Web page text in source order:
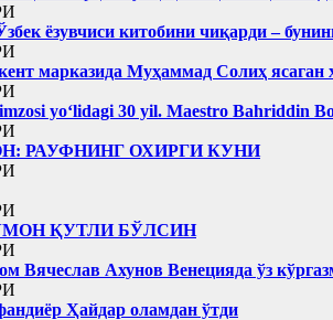
ёзувчиси китобини чиқарди –
марказида Муҳаммад Солиҳ
yoʻlidagi 30 yil. Maestro Bahriddin
РАУФНИНГ ОХИРГИ КУНИ
ҚУТЛИ БЎЛСИН
Вячеслав Ахунов Венецияда ўз
Ҳайдар оламдан ўтди